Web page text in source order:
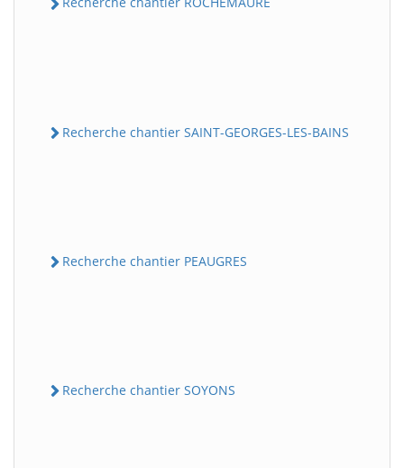
Recherche chantier SAINT-GEORGES-LES-BAINS
Recherche chantier PEAUGRES
Recherche chantier SOYONS